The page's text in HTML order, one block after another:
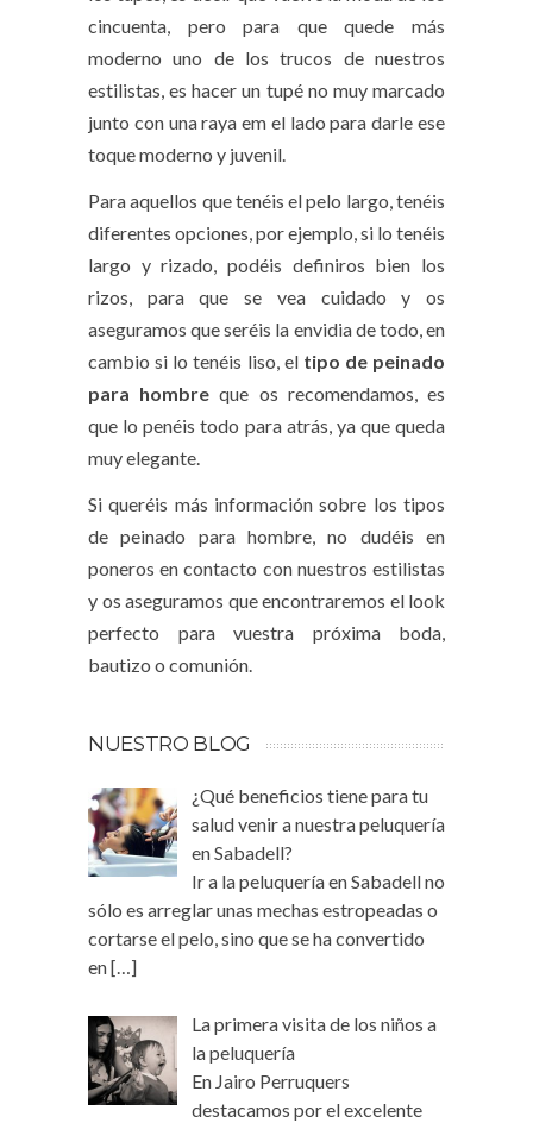
cincuenta, pero para que quede más
moderno uno de los trucos de nuestros
estilistas, es hacer un tupé no muy marcado
junto con una raya em el lado para darle ese
toque moderno y juvenil.
Para aquellos que tenéis el pelo largo, tenéis
diferentes opciones, por ejemplo, si lo tenéis
largo y rizado, podéis definiros bien los
rizos, para que se vea cuidado y os
aseguramos que seréis la envidia de todo, en
cambio si lo tenéis liso, el tipo de peinado
para hombre que os recomendamos, es
que lo penéis todo para atrás, ya que queda
muy elegante.
Si queréis más información sobre los tipos
de peinado para hombre, no dudéis en
poneros en contacto con nuestros estilistas
y os aseguramos que encontraremos el look
perfecto para vuestra próxima boda,
bautizo o comunión.
NUESTRO BLOG
¿Qué beneficios tiene para tu
salud venir a nuestra peluquería
en Sabadell?
Ir a la peluquería en Sabadell no
sólo es arreglar unas mechas estropeadas o
cortarse el pelo, sino que se ha convertido
en[…]
La primera visita de los niños a
la peluquería
En Jairo Perruquers
destacamos por el excelente